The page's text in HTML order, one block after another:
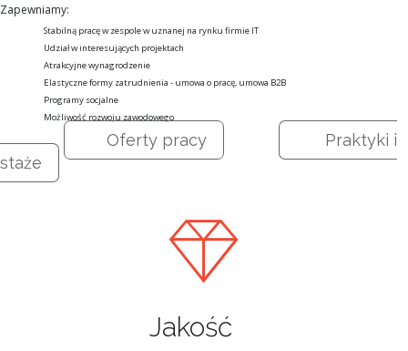
Zapewniamy:
Stabilną pracę w zespole w uznanej na rynku firmie IT
Udział w interesujących projektach
Atrakcyjne wynagrodzenie
Elastyczne formy zatrudnienia - umowa o pracę, umowa B2B
Programy socjalne
Możliwość rozwoju zawodowego
Oferty pracy
Praktyki i
staże
Jakość